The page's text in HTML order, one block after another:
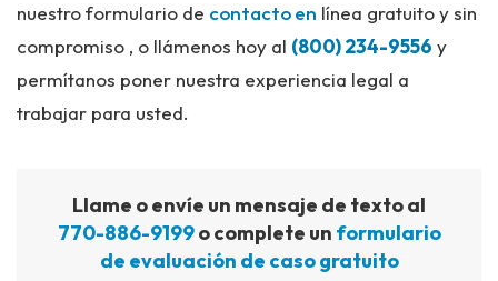
nuestro formulario de contacto en línea gratuito y sin
compromiso , o llámenos hoy al (800) 234-9556 y
permítanos poner nuestra experiencia legal a
trabajar para usted.
Llame o envíe un mensaje de texto al
770-886-9199o complete un formulario
de evaluación de caso gratuito